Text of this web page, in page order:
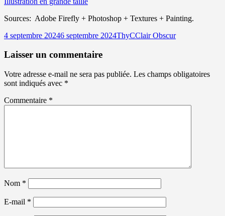
Sources: Adobe Firefly + Photoshop + Textures + Painting.
Publié
4 septembre 20246 septembre 2024Auteur
ThyCCatégories
Clair Obscur
Laisser un commentaire
Votre adresse e-mail ne sera pas publiée. Les champs obligatoires
sont indiqués avec *
Commentaire *
Nom *
E-mail *